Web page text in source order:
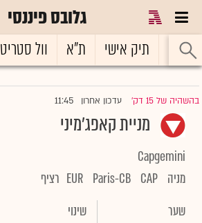
גלובס פיננסי
ראשי תיק אישי ת"א וול סטריט
בהשהיה של 15 דק' |עדכון אחרון 11:45
מניית קאפג'מיני
Capgemini
מניה CAP
Paris-CB
EUR רציף
שער
שינוי